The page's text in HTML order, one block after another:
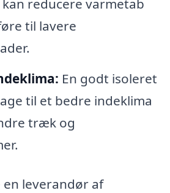
reducere varmetab
til lavere
En godt isoleret
til et bedre indeklima
træk og
leverandør af